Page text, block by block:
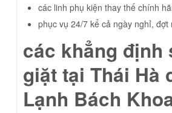
các linh phụ kiện thay thế chính
phục vụ 24/7 kể cả ngày nghỉ, đợt
các khẳng định
giặt tại Thái Hà
Lạnh Bách